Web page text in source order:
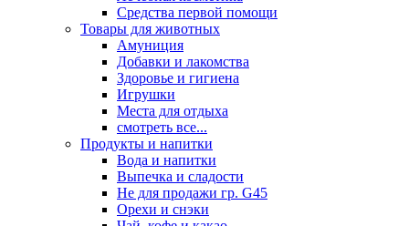
Средства первой помощи
Товары для животных
Амуниция
Добавки и лакомства
Здоровье и гигиена
Игрушки
Места для отдыха
смотреть все...
Продукты и напитки
Вода и напитки
Выпечка и сладости
Не для продажи гр. G45
Орехи и снэки